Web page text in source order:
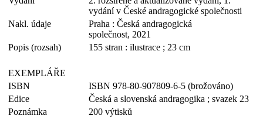
vydání v České andragogické společnosti
Nakl. údaje
Praha : Česká andragogická
společnost, 2021
Popis (rozsah)
155 stran : ilustrace ; 23 cm
EXEMPLÁŘE
ISBN
ISBN 978-80-907809-6-5 (brožováno)
Edice
Česká a slovenská andragogika ; svazek 23
Poznámka
200 výtisků